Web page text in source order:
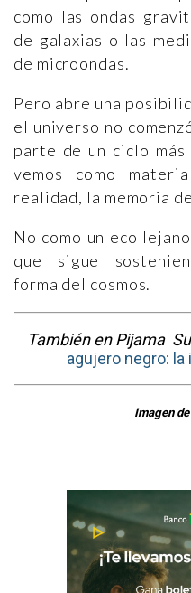
como las ondas
de galaxias o las
de microondas.
Pero abre una
el universo no
parte de un ciclo
vemos como
realidad, la memoria
No como un eco
que sigue
forma del cosmos.
También en Pijama
agujero negro:
Imagen